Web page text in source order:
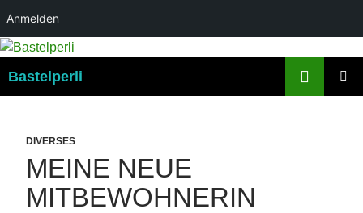
Anmelden
Bastelperli
DIVERSES
MEINE NEUE
MITBEWOHNERIN